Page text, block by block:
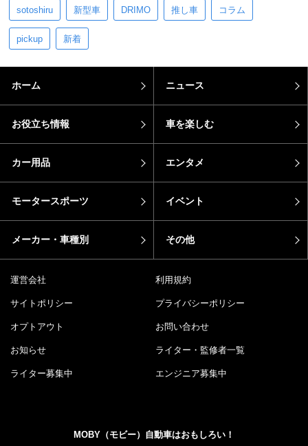
sotoshiru 新型車 DRIMO 推し車 コラム
pickup 新着
ホーム ニュース
お役立ち情報 車を楽しむ
カー用品 エンタメ
モータースポーツ イベント
メーカー・車種別 その他
運営会社 利用規約
サイトポリシー プライバシーポリシー
オプトアウト お問い合わせ
お知らせ ライター・監修者一覧
ライター募集中 エンジニア募集中
MOBY（モビー）自動車はおもしろい！